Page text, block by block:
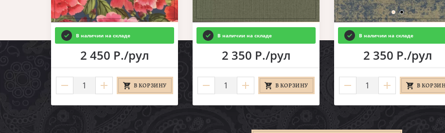
В наличии на складе
2 450 Р./рул
В КОРЗИНУ
В наличии на складе
2 350 Р./рул
В КОРЗИНУ
В наличии на складе
2 350 Р./рул
В